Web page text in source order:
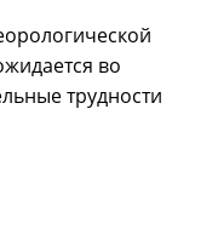
во
трудности